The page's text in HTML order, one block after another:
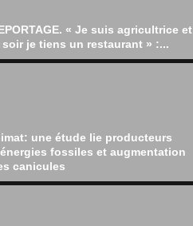
« Je suis agricultrice et
soir je tiens un restaurant » :...
une étude lie producteurs
fossiles et augmentation
canicules